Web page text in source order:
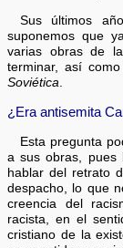
Sus últimos
suponemos que
varias obras de
terminar, así
Soviética
¿Era antisemita
Esta pregunta
a sus obras, pues
hablar del retrato
despacho, lo que
creencia del
racista, en el
cristiano de la